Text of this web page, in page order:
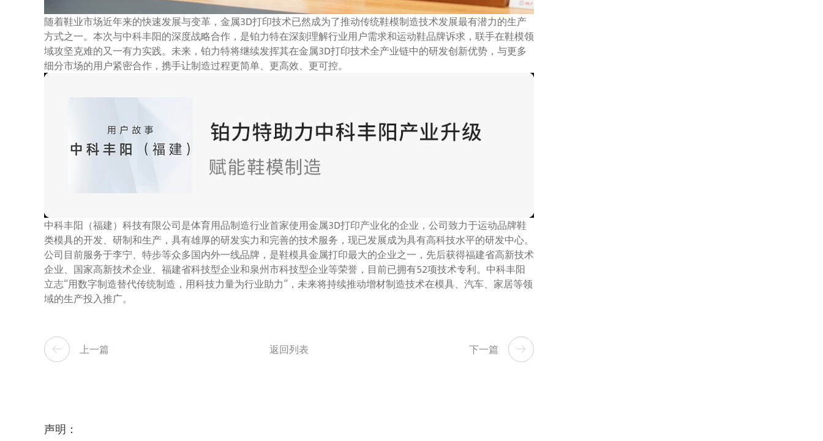
随着鞋业市场近年来的快速发展与变革，金属3D打印技术已然成为了推动传统鞋模制造技术发展最有潜力的生产
方式之一。本次与中科丰阳的深度战略合作，是铂力特在深刻理解行业用户需求和运动鞋品牌诉求，联手在鞋模领
域攻坚克难的又一有力实践。未来，铂力特将继续发挥其在金属3D打印技术全产业链中的研发创新优势，与更多
细分市场的用户紧密合作，携手让制造过程更简单、更高效、更可控。
中科丰阳（福建）科技有限公司是体育用品制造行业首家使用金属3D打印产业化的企业，公司致力于运动品牌鞋
类模具的开发、研制和生产，具有雄厚的研发实力和完善的技术服务，现已发展成为具有高科技水平的研发中心。
公司目前服务于李宁、特步等众多国内外一线品牌，是鞋模具金属打印最大的企业之一，先后获得福建省高新技术
企业、国家高新技术企业、福建省科技型企业和泉州市科技型企业等荣誉，目前已拥有52项技术专利。中科丰阳
立志“用数字制造替代传统制造，用科技力量为行业助力”，未来将持续推动增材制造技术在模具、汽车、家居等领
域的生产投入推广。
上一篇 返回列表 下一篇
声明：